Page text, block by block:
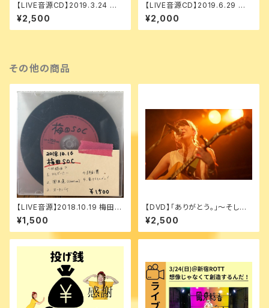
【LIVE音源CD】2019.3.24 風
見穏香のまんま vol. 26
¥2,500
【LIVE音源CD】2019.6.29 風
見穏香のまんま vol.29
¥2,000
その他の商品
【LIVE音源】2018.10.19 梅田S
OC
¥1,500
【DVD】「ありがとう｡」〜そして、
新しい私に〜
¥2,500